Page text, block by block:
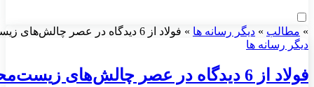
» مطالب » دیگر رسانه ها » فولاد از 6 دیدگاه در عصر چالش‌های زیست‌محیطی: به سوی آینده‌ای پایدار
دیگر رسانه ها
فولاد از 6 دیدگاه در عصر چالش‌های زیست‌محیطی: به سوی آینده‌ای پایدار